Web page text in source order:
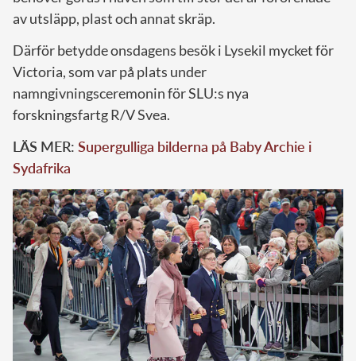
av utsläpp, plast och annat skräp.
Därför betydde onsdagens besök i Lysekil mycket för
Victoria, som var på plats under
namngivningsceremonin för SLU:s nya
forskningsfartg R/V Svea.
LÄS MER: Supergulliga bilderna på Baby Archie i
Sydafrika